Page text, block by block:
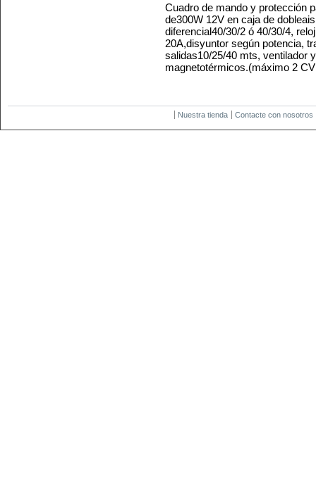
Cuadro de mando y protección
de300W 12V en caja de
diferencial40/30/2 ó 40/30/4,
20A,disyuntor según potencia,
salidas10/25/40 mts, ventilador
magnetotérmicos.(máximo 2
Nuestra tienda Contacte con nosotros